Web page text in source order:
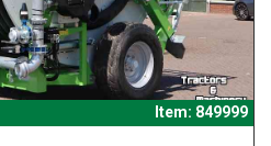
Item: 849999